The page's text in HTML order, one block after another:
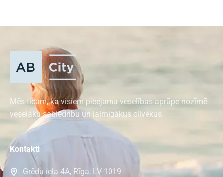
Mēs ticam, ka visiem pieejama veselības aprūpe nozīmē
veselāku sabiedrību un laimīgākus cilvēkus.
Kontakti
Grēdu iela 4A, Rīga, LV-1019